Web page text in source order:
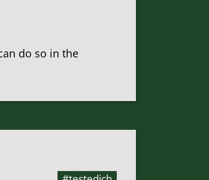
do so in the